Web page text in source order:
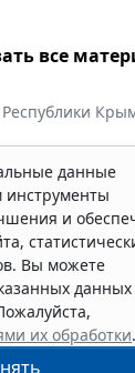
все
Республики
данные
инструменты
и
Вы можете
данных
их обработки.
2026.
Компания
в